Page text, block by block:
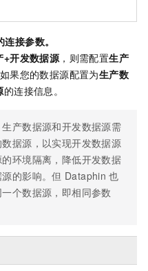
连接参数。
+开发数据源，则需配置生产
果您的数据源配置为生产数
的连接信息。
产数据源和开发数据源需
据源，以实现开发数据源
环境隔离，降低开发数据
的影响。但 Dataphin 也
个数据源，即相同参数